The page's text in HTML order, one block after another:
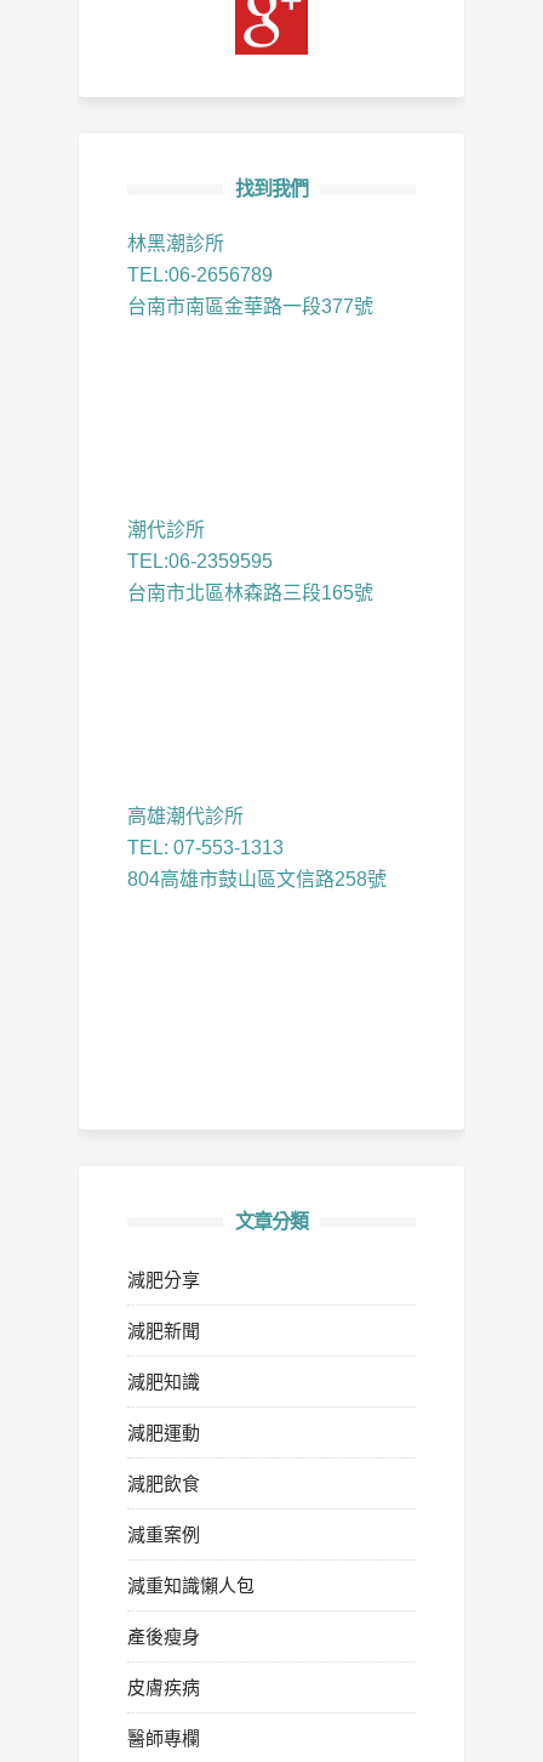
找到我們
林黑潮診所
TEL:06-2656789
台南市南區金華路一段377號
潮代診所
TEL:06-2359595
台南市北區林森路三段165號
高雄潮代診所
TEL: 07-553-1313
804高雄市鼓山區文信路258號
文章分類
減肥分享
減肥新聞
減肥知識
減肥運動
減肥飲食
減重案例
減重知識懶人包
產後瘦身
皮膚疾病
醫師專欄